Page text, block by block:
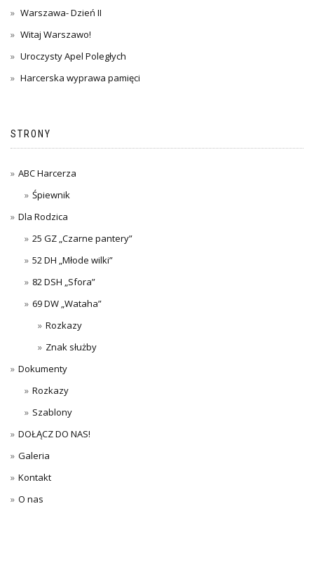
Warszawa- Dzień II
Witaj Warszawo!
Uroczysty Apel Poległych
Harcerska wyprawa pamięci
STRONY
ABC Harcerza
Śpiewnik
Dla Rodzica
25 GZ „Czarne pantery”
52 DH „Młode wilki”
82 DSH „Sfora”
69 DW „Wataha”
Rozkazy
Znak służby
Dokumenty
Rozkazy
Szablony
DOŁĄCZ DO NAS!
Galeria
Kontakt
O nas